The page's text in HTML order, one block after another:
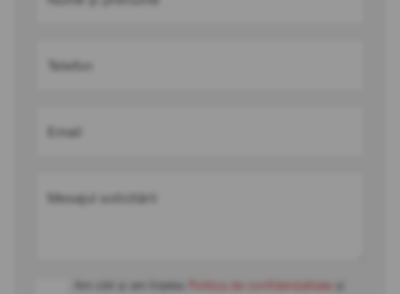
Telefon
Email
Mesajul solicitării
Am citit și am înțeles Politica de confidențialitate